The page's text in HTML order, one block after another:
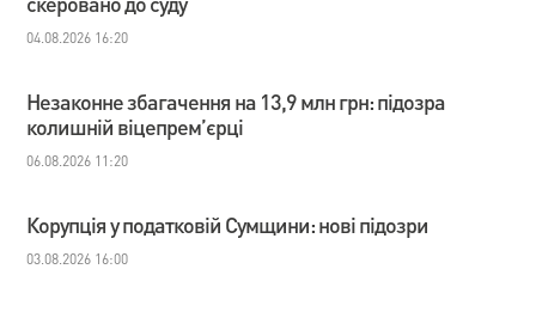
04.08.2026 16:20
Незаконне збагачення на 13,9 млн грн: підозра
колишній віцепрем’єрці
06.08.2026 11:20
Корупція у податковій Сумщини: нові підозри
03.08.2026 16:00